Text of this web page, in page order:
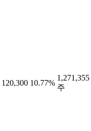
120,300 10.77%
1,271,355
주